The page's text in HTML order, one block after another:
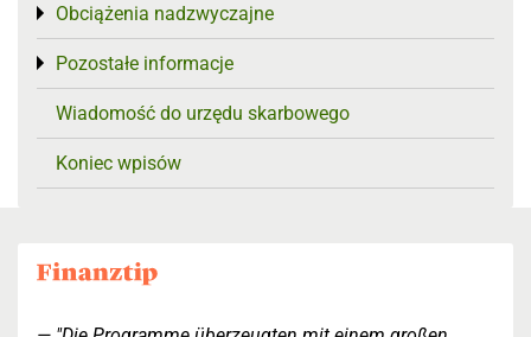
Obciążenia nadzwyczajne
Toggle menu
Pozostałe informacje
Toggle menu
Wiadomość do urzędu skarbowego
Koniec wpisów